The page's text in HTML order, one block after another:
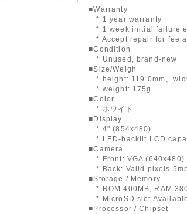
■Warranty
* 1 year warranty
* 1 week initial failure
* Accept repair for fee
■Condition
* Unused, brand-new
■Size/Weigh
* height: 119.0mm、
* weight: 175g
■Color
* ホワイト
■Display
* 4" (854x480)
* LED-backlit LCD
■Camera
* Front: VGA (640x480)
* Back: Valid pixels
■Storage / Memory
* ROM 400MB, RAM
* MicroSD slot
■Processor / Chipset